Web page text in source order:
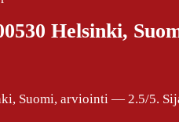
Helsinki,
Suomi, arviointi — 2.5/5.